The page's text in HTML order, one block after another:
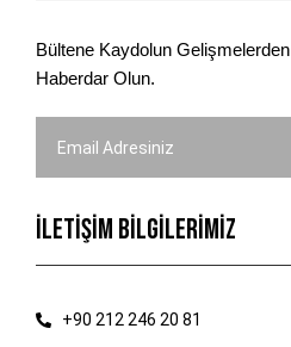
Bültene Kaydolun Gelişmelerden
Haberdar Olun.
İLETİŞİM BİLGİLERİMİZ
+90 212 246 20 81